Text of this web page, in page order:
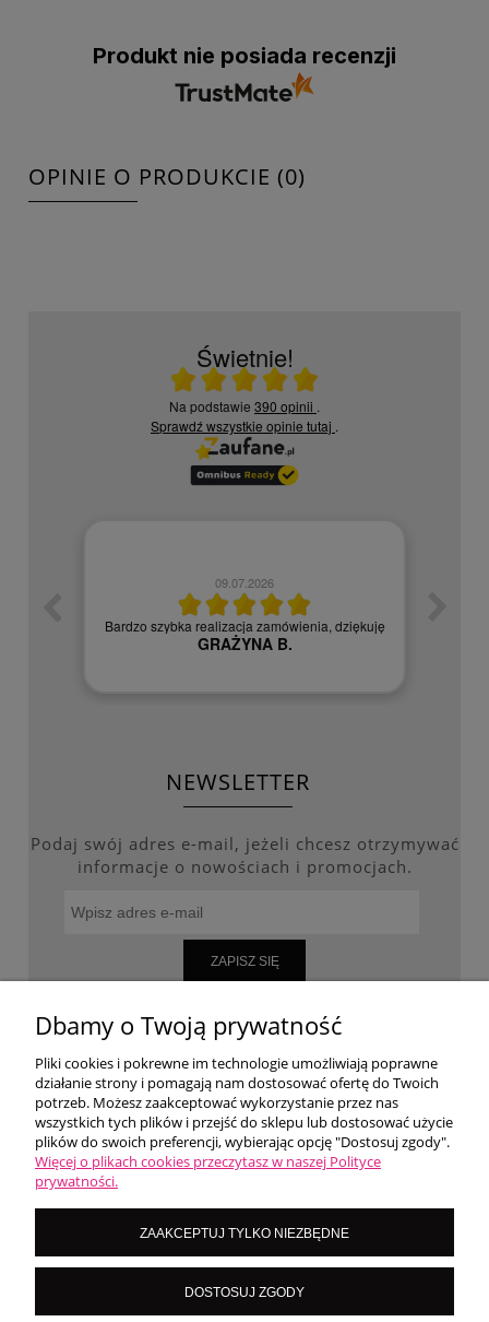
Produkt nie posiada recenzji
OPINIE O PRODUKCIE (0)
Świetnie!
Ocena średnia 5 na 5
Na podstawie 390 opinii .
Sprawdź wszystkie opinie tutaj .
09.07.2026
Bardzo szybka realizacja zamówienia, dziękuję
GRAŻYNA B.
NEWSLETTER
Podaj swój adres e-mail, jeżeli chcesz otrzymywać
informacje o nowościach i promocjach.
ZAPISZ SIĘ
WARUNKI ZAKUPÓW
MOJE KONTO
O NAS
LoversNails Paulina Wiktorowicz | Brzozowa 7, 05-300 Targówka, woj
mazowieckie | NIP: 8222395546
Dbamy o Twoją prywatność
Pliki cookies i pokrewne im technologie umożliwiają poprawne
działanie strony i pomagają nam dostosować ofertę do Twoich
potrzeb. Możesz zaakceptować wykorzystanie przez nas
wszystkich tych plików i przejść do sklepu lub dostosować użycie
plików do swoich preferencji, wybierając opcję "Dostosuj zgody".
Więcej o plikach cookies przeczytasz w naszej Polityce
prywatności.
ZAAKCEPTUJ TYLKO NIEZBĘDNE
DOSTOSUJ ZGODY